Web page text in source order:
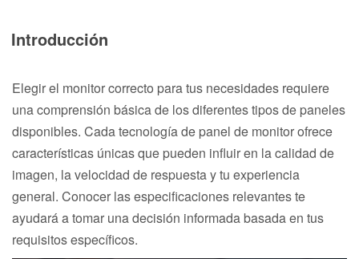
Introducción
Elegir el monitor correcto para tus necesidades requiere
una comprensión básica de los diferentes tipos de paneles
disponibles. Cada tecnología de panel de monitor ofrece
características únicas que pueden influir en la calidad de
imagen, la velocidad de respuesta y tu experiencia
general. Conocer las especificaciones relevantes te
ayudará a tomar una decisión informada basada en tus
requisitos específicos.